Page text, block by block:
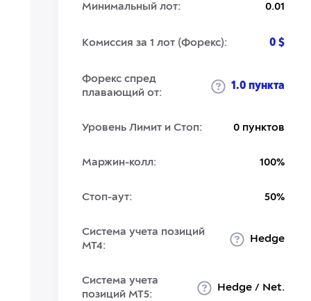
Минимальный лот: 0.01
Комиссия за 1 лот (Форекс): 0 $
Форекс спред
плавающий от:
1.0 пункта
Уровень Лимит и Стоп: 0 пунктов
Маржин-колл: 100%
Стоп-аут: 50%
Система учета позиций
MT4:
Hedge
Система учета
позиций MT5:
Hedge / Net.